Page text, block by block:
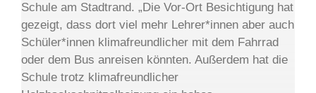
Schule am Stadtrand. „Die Vor-Ort Besichtigung hat
gezeigt, dass dort viel mehr Lehrer*innen aber auch
Schüler*innen klimafreundlicher mit dem Fahrrad
oder dem Bus anreisen könnten. Außerdem hat die
Schule trotz klimafreundlicher